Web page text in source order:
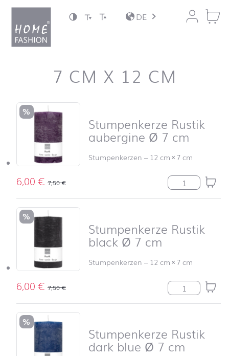
Zum Inhalt springen
DE
7 CM X 12 CM
Produktliste überspringen und zum Filter springen
%
Stumpenkerze Rustik
aubergine Ø 7 cm
Stumpenkerzen – 12 cm×7 cm
6,00€ 7,50€ Stumpenkerze
%
Stumpenkerze Rustik
black Ø 7 cm
Stumpenkerzen – 12 cm×7 cm
6,00€ 7,50€ Stumpenkerze
%
Stumpenkerze Rustik
dark blue Ø 7 cm